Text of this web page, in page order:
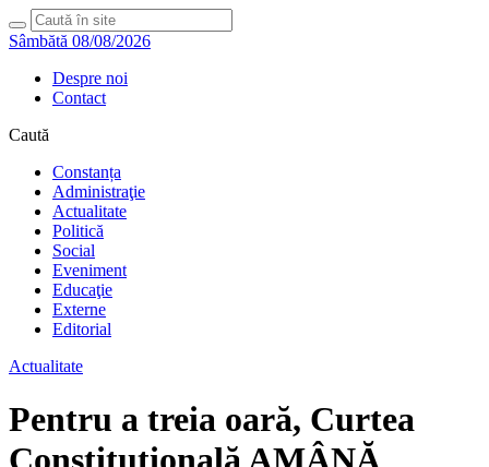
Sâmbătă 08/08/2026
Despre noi
Contact
Caută
Constanța
Administraţie
Actualitate
Politică
Social
Eveniment
Educaţie
Externe
Editorial
Actualitate
Pentru a treia oară, Curtea